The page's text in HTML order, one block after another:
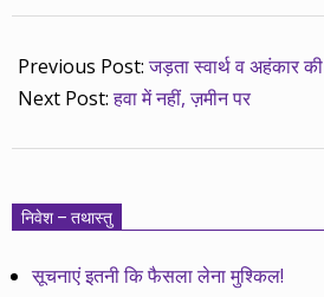
14
Previous Post:जड़ता स्वार्थ व अहंकार की
Next Post:हवा में नहीं, ज़मीन पर
निवेश – तथास्तु
सूचनाएं इतनी कि फैसला लेना मुश्किल!